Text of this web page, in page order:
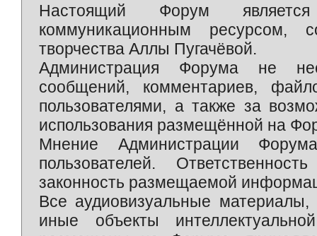
Настоящий Форум является
коммуникационным ресурсом,
творчества Аллы Пугачёвой.
Администрация Форума не
сообщений, комментариев,
пользователями, а также за
использования размещённой на
Мнение Администрации
пользователей.
законность размещаемой
Все аудиовизуальные
иные объекты